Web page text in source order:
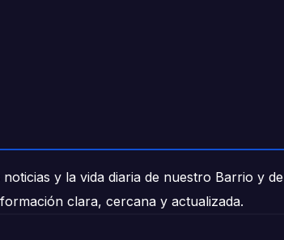
y la vida diaria de nuestro Barrio y
clara, cercana y actualizada.